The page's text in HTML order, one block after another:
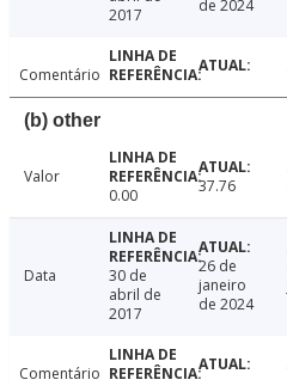
2017
de 2024
Comentário
(b) other
Valor
0.00
37.76
Data
30 de
abril de
2017
26 de
janeiro
de 2024
Comentário